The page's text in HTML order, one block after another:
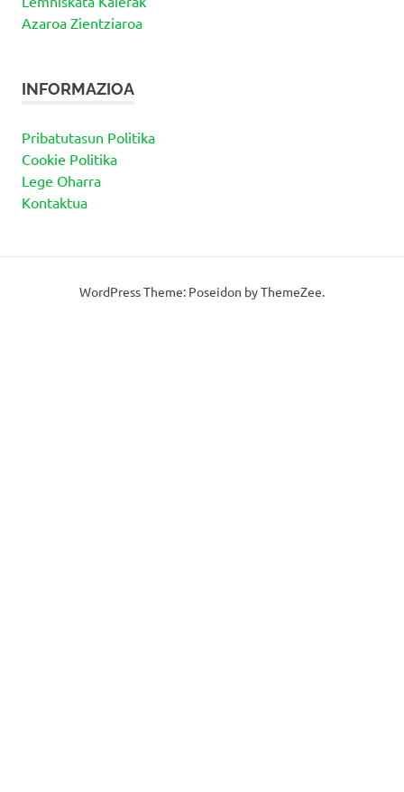
Azaroa Zientziaroa
INFORMAZIOA
Pribatutasun Politika
Cookie Politika
Lege Oharra
Kontaktua
WordPress Theme: Poseidon by ThemeZee.